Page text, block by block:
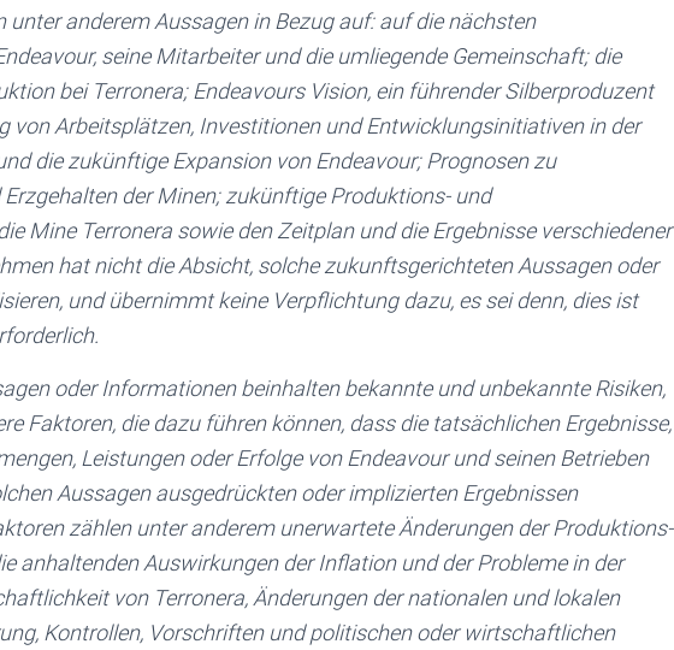
anderem Aussagen in Bezug auf: auf die nächsten
seine Mitarbeiter und die umliegende Gemeinschaft; die
bei Terronera; Endeavours Vision, ein führender Silberproduzent
von Arbeitsplätzen, Investitionen und Entwicklungsinitiativenin der
die zukünftige Expansion von Endeavour; Prognosen zu
der Minen; zukünftige Produktions- und
Mine Terronera sowie den Zeitplan und die Ergebnisse verschiedener
hat nicht die Absicht, solche zukunftsgerichteten Aussagen oder
und übernimmt keine Verpflichtung dazu, es sei denn, dies ist
oder Informationen beinhalten bekannte und unbekannte Risiken,
Faktoren, die dazu führen können, dass die tatsächlichen Ergebnisse,
Leistungen oder Erfolge von Endeavour und seinen Betrieben
Aussagen ausgedrückten oder implizierten Ergebnissen
zählen unter anderem unerwartete Änderungen der Produktions-
anhaltenden Auswirkungen der Inflation und der Probleme in der
von Terronera, Änderungen der nationalen und lokalen
Kontrollen, Vorschriften und politischen oder wirtschaftlichen